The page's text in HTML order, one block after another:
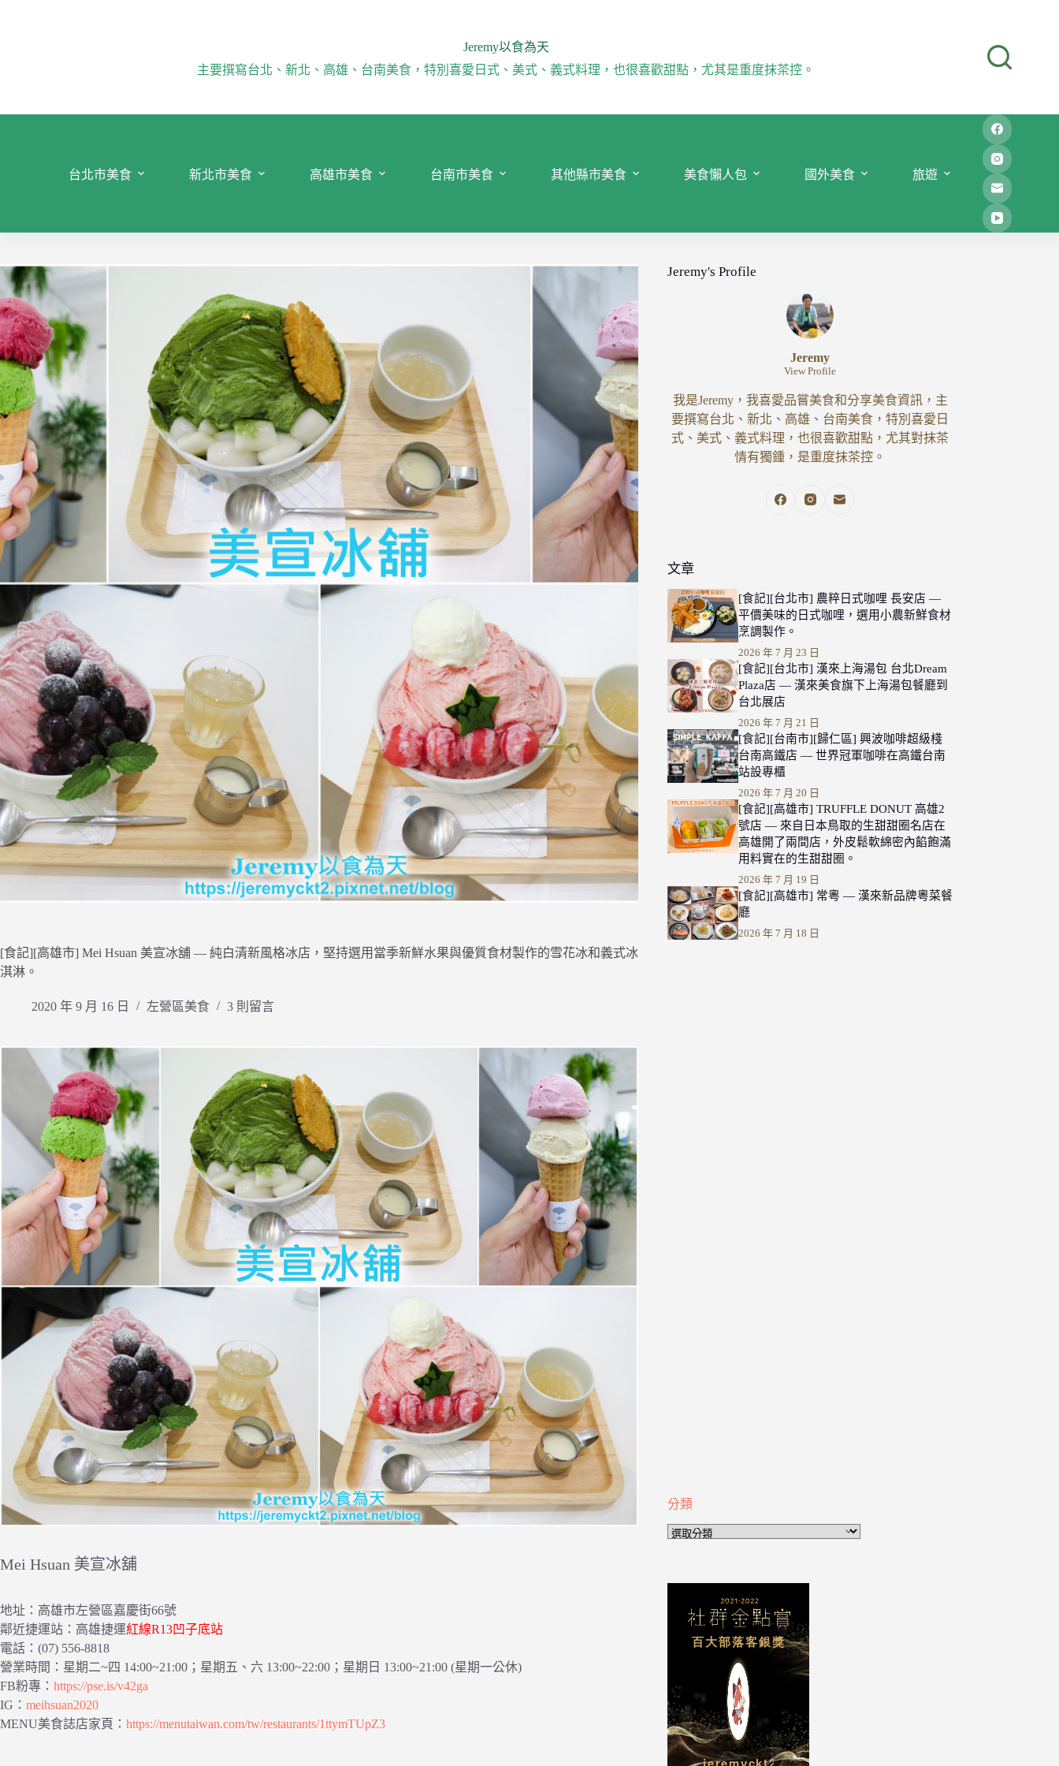
Jeremy以食為天
主要撰寫台北、新北、高雄、台南美食，特別喜愛日式、美式、義式料理，也很喜歡甜點，尤其是重度抹茶控。
台北市美食 新北市美食 高雄市美食 台南市美食 其他縣市美食 美食懶人包 國外美食 旅遊
[食記][高雄市] Mei Hsuan 美宣冰舖 — 純白清新風格冰店，堅持選用當季新鮮水果與優質食材製作的雪花冰和義式冰
淇淋。
2020 年 9 月 16 日 左營區美食 3 則留言
Mei Hsuan 美宣冰舖
地址：高雄市左營區嘉慶街66號
鄰近捷運站：高雄捷運紅線R13凹子底站
電話：(07) 556-8818
營業時間：星期二~四 14:00~21:00；星期五、六 13:00~22:00；星期日 13:00~21:00 (星期一公休)
FB粉專： https://pse.is/v42ga
IG： meihsuan2020
MENU美食誌店家頁： https://menutaiwan.com/tw/restaurants/1ttymTUpZ3
Jeremy's Profile
Jeremy
View Profile
我是Jeremy，我喜愛品嘗美食和分享美食資訊，主
要撰寫台北、新北、高雄、台南美食，特別喜愛日
式、美式、義式料理，也很喜歡甜點，尤其對抹茶
情有獨鍾，是重度抹茶控。
文章
[食記][台北市] 農粹日式咖哩 長安店 —
平價美味的日式咖哩，選用小農新鮮食材
烹調製作。
2026 年 7 月 23 日
[食記][台北市] 漢來上海湯包 台北Dream
Plaza店 — 漢來美食旗下上海湯包餐廳到
台北展店
2026 年 7 月 21 日
[食記][台南市][歸仁區] 興波咖啡超級棧
台南高鐵店 — 世界冠軍咖啡在高鐵台南
站設專櫃
2026 年 7 月 20 日
[食記][高雄市] TRUFFLE DONUT 高雄2
號店 — 來自日本鳥取的生甜甜圈名店在
高雄開了兩間店，外皮鬆軟綿密內餡飽滿
用料實在的生甜甜圈。
2026 年 7 月 19 日
[食記][高雄市] 常粵 — 漢來新品牌粵菜餐
廳
2026 年 7 月 18 日
分類
分